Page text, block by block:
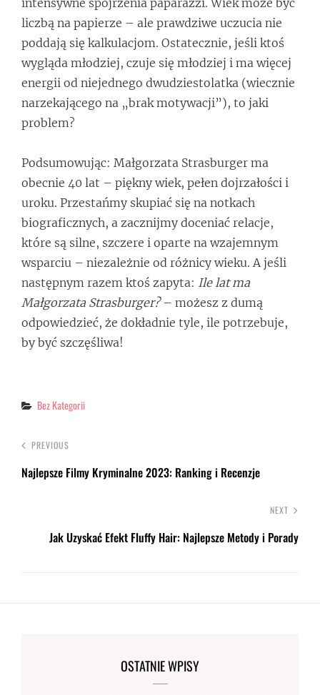
intensywne spojrzenia paparazzi. Wiek może być
liczbą na papierze – ale prawdziwe uczucia nie
poddają się kalkulacjom. Ostatecznie, jeśli ktoś
wygląda młodziej, czuje się młodziej i ma więcej
energii od niejednego dwudziestolatka (wiecznie
narzekającego na „brak motywacji”), to jaki
problem?
Podsumowując: Małgorzata Strasburger ma
obecnie 40 lat – piękny wiek, pełen dojrzałości i
uroku. Przestańmy skupiać się na notkach
biograficznych, a zacznijmy doceniać relacje,
które są silne, szczere i oparte na wzajemnym
wsparciu – niezależnie od różnicy wieku. A jeśli
następnym razem ktoś zapyta: Ile lat ma
Małgorzata Strasburger?– możesz z dumą
odpowiedzieć, że dokładnie tyle, ile potrzebuje,
by być szczęśliwa!
Categories
Bez Kategorii
PREVIOUS
Najlepsze Filmy Kryminalne 2023: Ranking i Recenzje
NEXT
Jak Uzyskać Efekt Fluffy Hair: Najlepsze Metody i Porady
OSTATNIE WPISY